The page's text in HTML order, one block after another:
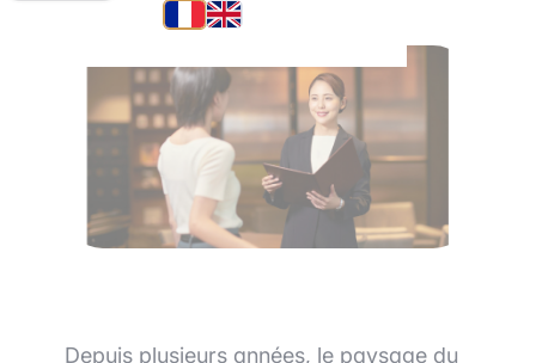
Depuis plusieurs années, le paysage du